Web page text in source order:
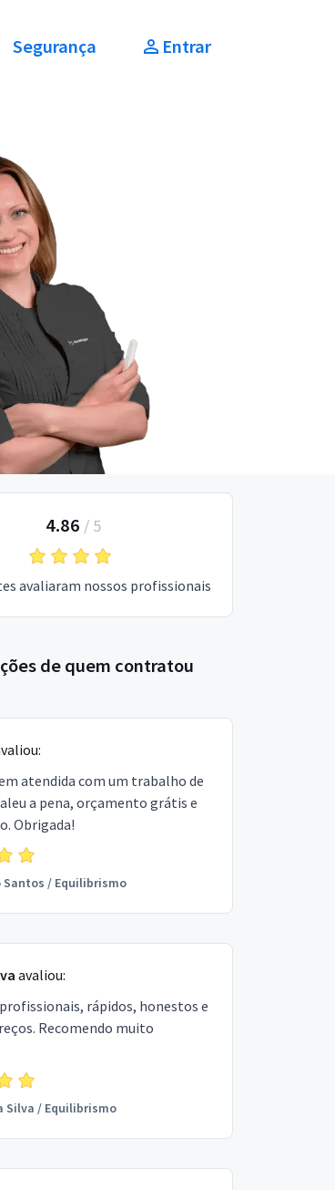
Segurança Entrar
4.86 / 5
avaliaram nossos profissionais
de quem contratou
atendida com um trabalho de
a pena, orçamento grátis e
Obrigada!
/ Equilibrismo
avaliou:
rápidos, honestos e
Recomendo muito
Silva / Equilibrismo